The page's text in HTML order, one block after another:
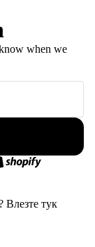
when we
Влезте тук